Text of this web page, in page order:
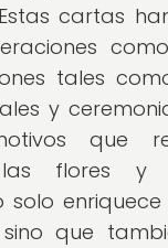
cartas
tales
y
que
las flores y
solo enriquece
sino que